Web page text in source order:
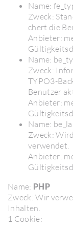
Name:
Zweck:
chert die
Anbieter:
Name:
Zweck:
TYPO3-
Benutzer
Anbieter:
Name:
Zweck:
verwendet.
Anbieter:
Name: PHP
Zweck: Wir
Inhalten.
1 Cookie: